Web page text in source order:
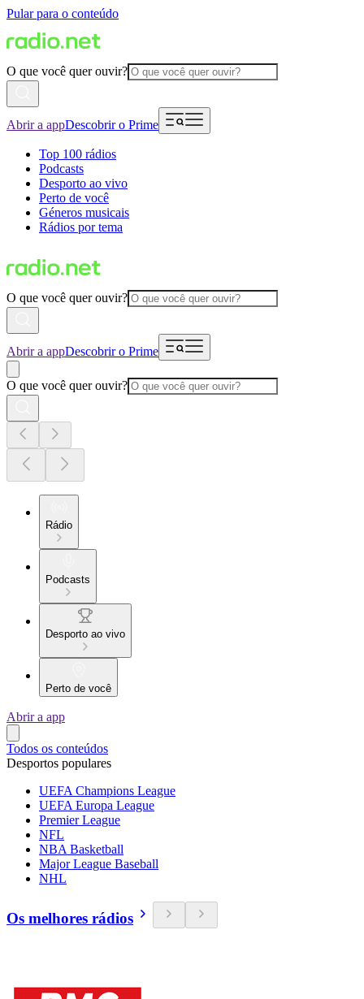
Pular para o conteúdo
O que você quer ouvir?
Abrir a appDescobrir o Prime
Top 100 rádios
Podcasts
Desporto ao vivo
Perto de você
Géneros musicais
Rádios por tema
O que você quer ouvir?
Abrir a appDescobrir o Prime
O que você quer ouvir?
Rádio
Podcasts
Desporto ao vivo
Perto de você
Abrir a app
Todos os conteúdos
Desportos populares
UEFA Champions League
UEFA Europa League
Premier League
NFL
NBA Basketball
Major League Baseball
NHL
Os melhores rádios